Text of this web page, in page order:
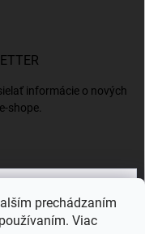
prechádzaním
Viac
informácie o nových
shope.